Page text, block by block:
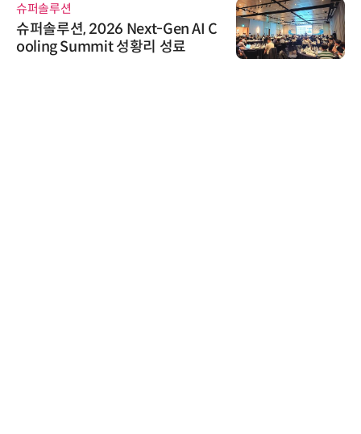
슈퍼솔루션
슈퍼솔루션, 2026 Next-Gen AI C
ooling Summit 성황리 성료